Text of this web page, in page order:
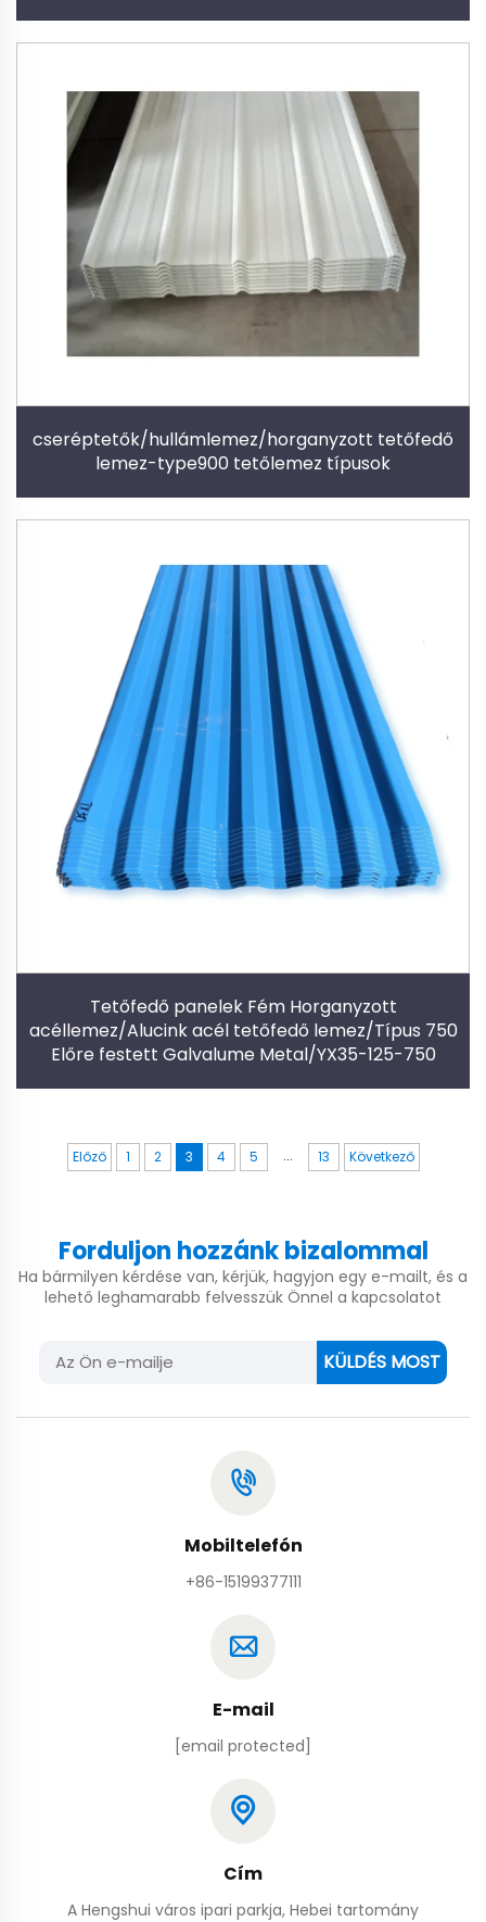
cseréptetők/hullámlemez/horganyzott tetőfedő
lemez-type900 tetőlemez típusok
Tetőfedő panelek Fém Horganyzott
acéllemez/Alucink acél tetőfedő lemez/Típus 750
Előre festett Galvalume Metal/YX35-125-750
Előző 1 2 3 4 5 ... 13 Következő
Forduljon hozzánk bizalommal
Ha bármilyen kérdése van, kérjük, hagyjon egy e-mailt, és a
lehető leghamarabb felvesszük Önnel a kapcsolatot
KÜLDÉS MOST
Mobiltelefón
+86-15199377111
E-mail
[email protected]
Cím
A Hengshui város ipari parkja, Hebei tartomány